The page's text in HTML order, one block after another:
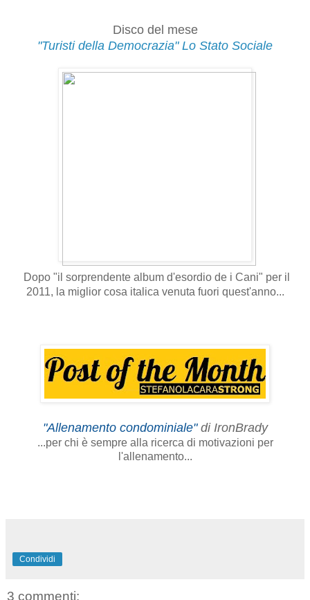
Disco del mese
"Turisti della Democrazia" Lo Stato Sociale
Dopo "il sorprendente album d'esordio de i Cani" per il
2011, la miglior cosa italica venuta fuori quest'anno...
"Allenamento condominiale" di IronBrady
...per chi è sempre alla ricerca di motivazioni per
l'allenamento...
Condividi
3 commenti: